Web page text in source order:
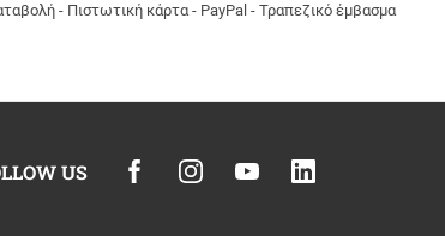
- Πιστωτική κάρτα - PayPal - Τραπεζικό έμβασμα
US